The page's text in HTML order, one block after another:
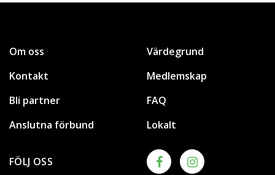
Om oss
Kontakt
Bli partner
Anslutna förbund
Värdegrund
Medlemskap
FAQ
Lokalt
FÖLJ OSS